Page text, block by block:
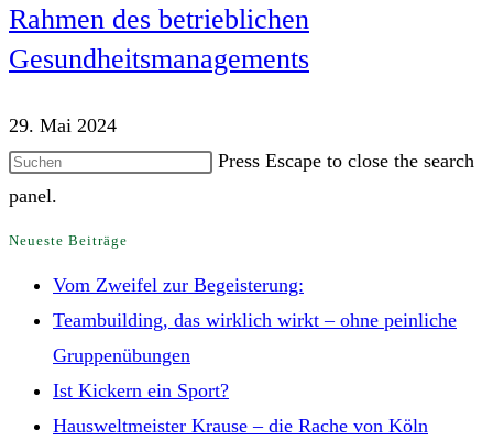
Rahmen des betrieblichen
Gesundheitsmanagements
29. Mai 2024
Press Escape to close the search
panel.
Neueste Beiträge
Vom Zweifel zur Begeisterung:
Teambuilding, das wirklich wirkt – ohne peinliche
Gruppenübungen
Ist Kickern ein Sport?
Hausweltmeister Krause – die Rache von Köln